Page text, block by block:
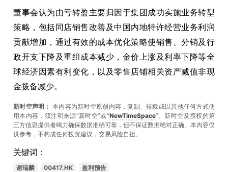
董事会认为由亏转盈主要归因于集团成功实施业务转型
策略，包括同店销售改善及中国内地特许经营业务利润
贡献增加，通过有效的成本优化策略使销售、分销及行
政开支下降及重组成本减少，金价上涨及利率下降等全
球经济因素有利变化，以及零售店铺相关资产减值非现
金拨备减少。
新时空声明： 本内容为新时空原创内容，复制、转载或以其他任何方式使
用本内容，须注明来源“新时空”或“NewTimeSpace”。新时空及授权的第
三方信息提供者竭力确保数据准确可靠，但不保证数据绝对正确。本內容仅
供参考，不构成任何投资建议，交易风险自担。
关键词：
谢瑞麟 00417.HK 盈利预告